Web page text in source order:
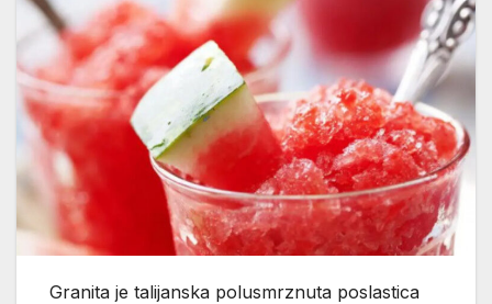
Granita je talijanska polusmrznuta poslastica